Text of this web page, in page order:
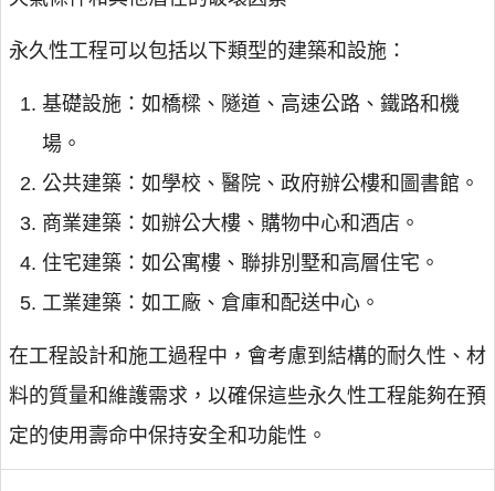
永久性工程可以包括以下類型的建築和設施：
基礎設施：如橋樑、隧道、高速公路、鐵路和機
場。
公共建築：如學校、醫院、政府辦公樓和圖書館。
商業建築：如辦公大樓、購物中心和酒店。
住宅建築：如公寓樓、聯排別墅和高層住宅。
工業建築：如工廠、倉庫和配送中心。
在工程設計和施工過程中，會考慮到結構的耐久性、材
料的質量和維護需求，以確保這些永久性工程能夠在預
定的使用壽命中保持安全和功能性。